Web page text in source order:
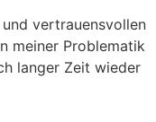
vertrauensvollen
meiner Problematik
langer Zeit wieder